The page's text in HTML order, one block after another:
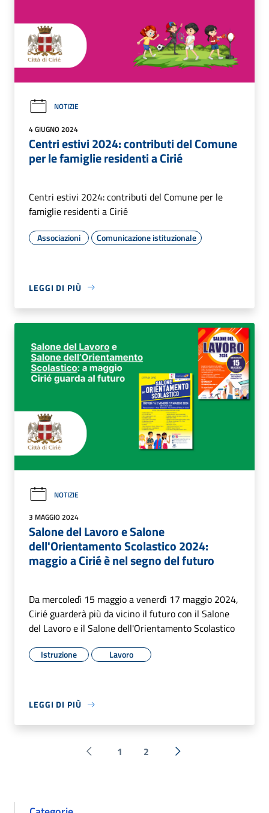
NOTIZIE
4 GIUGNO 2024
Centri estivi 2024: contributi del Comune
per le famiglie residenti a Cirié
Centri estivi 2024: contributi del Comune per le
famiglie residenti a Cirié
Associazioni Comunicazione istituzionale
LEGGI DI PIÙ
NOTIZIE
3 MAGGIO 2024
Salone del Lavoro e Salone
dell'Orientamento Scolastico 2024:
maggio a Cirié è nel segno del futuro
Da mercoledì 15 maggio a venerdì 17 maggio 2024,
Cirié guarderà più da vicino il futuro con il Salone
del Lavoro e il Salone dell'Orientamento Scolastico
Istruzione Lavoro
LEGGI DI PIÙ
Pagina precedente
1 2 Successiva »